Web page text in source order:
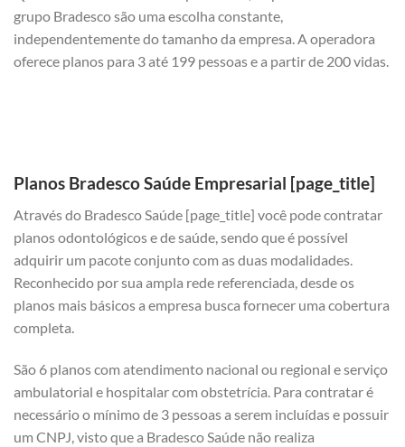
grupo Bradesco são uma escolha constante,
independentemente do tamanho da empresa. A operadora
oferece planos para 3 até 199 pessoas e a partir de 200 vidas.
Planos Bradesco Saúde Empresarial [page_title]
Através do Bradesco Saúde [page_title] você pode contratar
planos odontológicos e de saúde, sendo que é possível
adquirir um pacote conjunto com as duas modalidades.
Reconhecido por sua ampla rede referenciada, desde os
planos mais básicos a empresa busca fornecer uma cobertura
completa.
São 6 planos com atendimento nacional ou regional e serviço
ambulatorial e hospitalar com obstetrícia. Para contratar é
necessário o mínimo de 3 pessoas a serem incluídas e possuir
um CNPJ, visto que a Bradesco Saúde não realiza